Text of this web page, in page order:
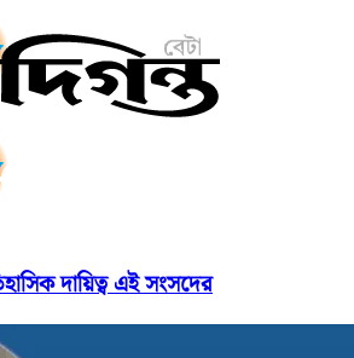
দায়িত্ব এই সংসদের